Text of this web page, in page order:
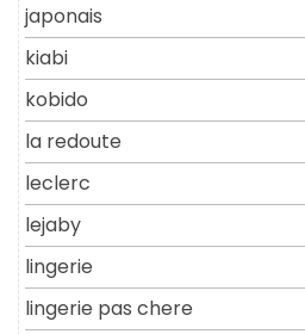
japonais
kiabi
kobido
la redoute
leclerc
lejaby
lingerie
lingerie pas chere